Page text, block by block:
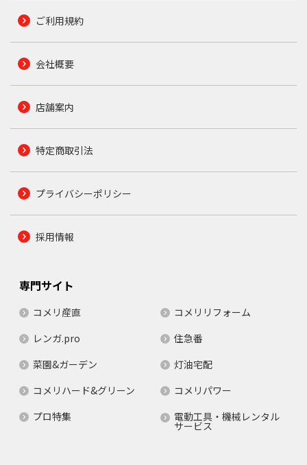
ご利用規約
会社概要
店舗案内
特定商取引法
プライバシーポリシー
採用情報
専門サイト
コメリ産直
コメリリフォーム
レンガ.pro
住急番
菜園&ガーデン
灯油宅配
コメリハード&グリーン
コメリパワー
プロ特集
電動工具・機械レンタル
サービス